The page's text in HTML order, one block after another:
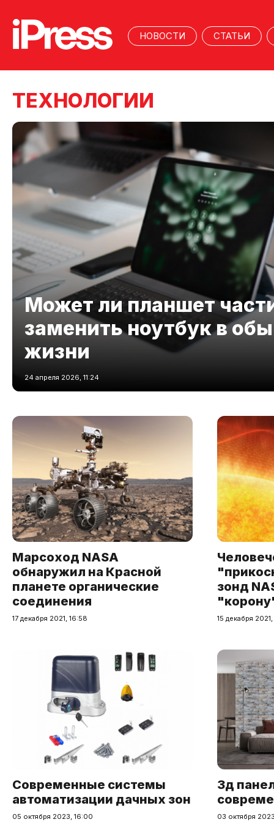
НОВОСТИ СТАТЬИ
ТЕХНОЛОГИИ
Может ли планшет
заменить ноутбук в
жизни
24 апреля 2026, 11:24
Марсоход NASA
обнаружил на Красной
планете органические
соединения
17 декабря 2021, 16:58
зонд
15 декабря
Современные системы
автоматизации дачных зон
05 октября 2023, 16:00
3д
03 октября